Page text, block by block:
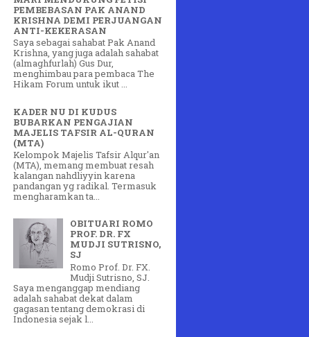
PEMBEBASAN PAK ANAND
KRISHNA DEMI PERJUANGAN
ANTI-KEKERASAN
Saya sebagai sahabat Pak Anand
Krishna, yang juga adalah sahabat
(almaghfurlah) Gus Dur,
menghimbau para pembaca The
Hikam Forum untuk ikut ...
KADER NU DI KUDUS
BUBARKAN PENGAJIAN
MAJELIS TAFSIR AL-QURAN
(MTA)
Kelompok Majelis Tafsir Alqur'an
(MTA), memang membuat resah
kalangan nahdliyyin karena
pandangan yg radikal. Termasuk
mengharamkan ta...
OBITUARI ROMO
PROF. DR. FX
MUDJI SUTRISNO,
SJ
Romo Prof. Dr. FX.
Mudji Sutrisno, SJ.
Saya menganggap mendiang
adalah sahabat dekat dalam
gagasan tentang demokrasi di
Indonesia sejak l...